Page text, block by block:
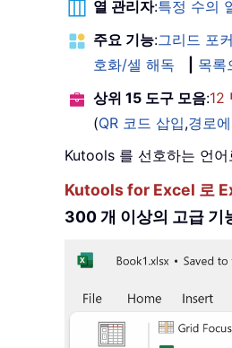
열 관리자:특정 수의
주요 기능:그리드 포
호화/셀 해독
목록
상위 15 도구 모음:12
(QR 코드 삽입,경로
Kutools 를 선호하는 언
Kutools for Excel 로
300 개 이상의 고급 기